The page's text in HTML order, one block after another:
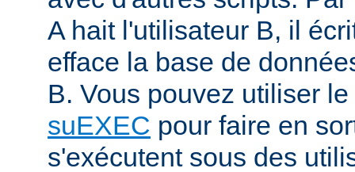
A hait l'utilisateur B, il
efface la base de
B. Vous pouvez utiliser
suEXEC pour faire en
s'exécutent sous des